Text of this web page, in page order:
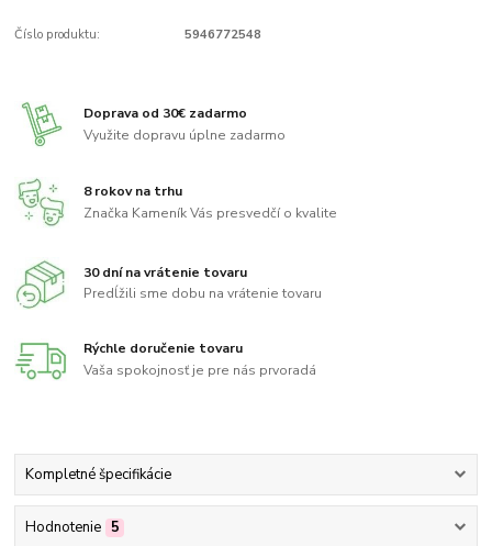
Číslo produktu: 5946772548
Doprava od 30€ zadarmo
Využite dopravu úplne zadarmo
8 rokov na trhu
Značka Kameník Vás presvedčí o kvalite
30 dní na vrátenie tovaru
Predĺžili sme dobu na vrátenie tovaru
Rýchle doručenie tovaru
Vaša spokojnosť je pre nás prvoradá
Kompletné špecifikácie
Hodnotenie 5